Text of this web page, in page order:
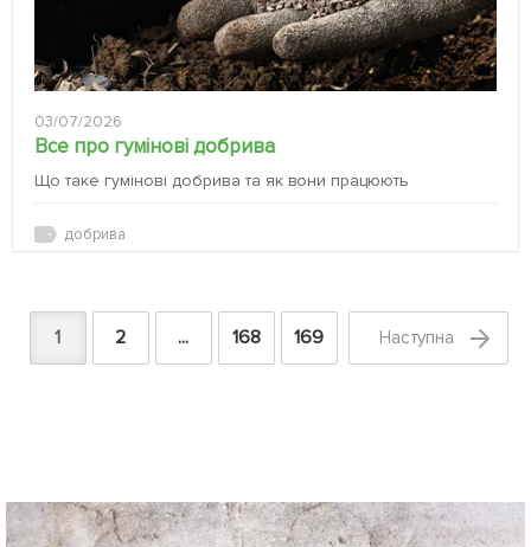
03/07/2026
Все про гумінові добрива
Що таке гумінові добрива та як вони працюють
добрива
1 2 ... 168 169 Наступна